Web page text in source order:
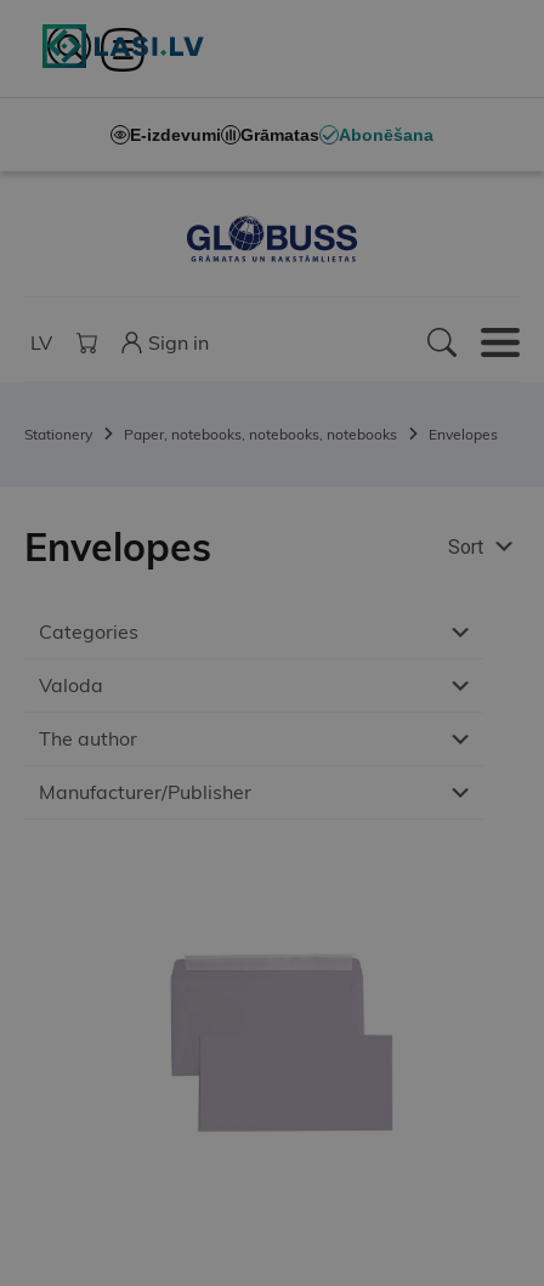
E-izdevumi Grāmatas Abonēšana
LV Sign in
Stationery Paper, notebooks, notebooks, notebooks Envelopes
Categories
Valoda
The author
Manufacturer/Publisher
Envelopes Sort